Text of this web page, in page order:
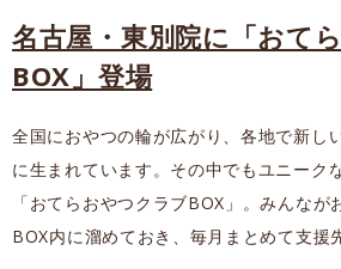
名古屋・東別院に「おて
BOX」登場
全国におやつの輪が広がり、各地で新し
に生まれています。その中でもユニーク
「おてらおやつクラブBOX」。みんなが
BOX内に溜めておき、毎月まとめて支